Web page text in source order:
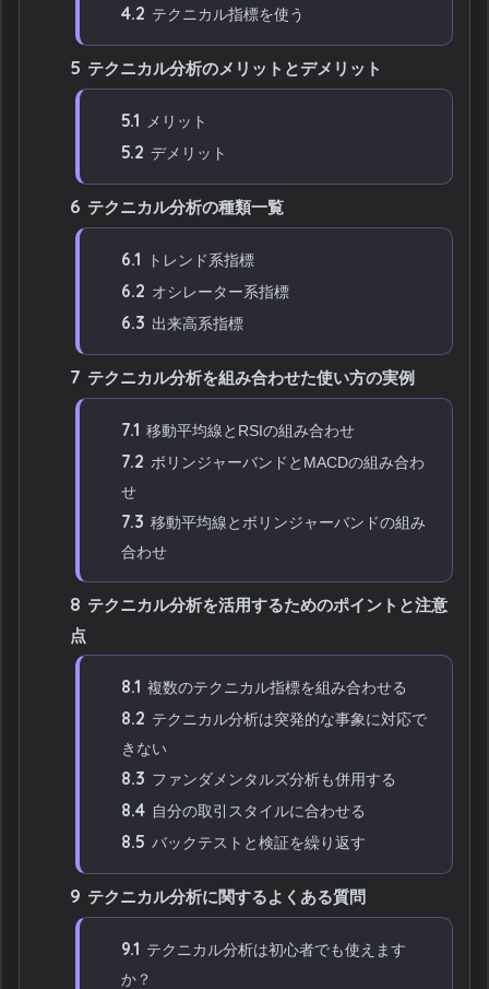
4.2 テクニカル指標を使う
5 テクニカル分析のメリットとデメリット
5.1 メリット
5.2 デメリット
6 テクニカル分析の種類一覧
6.1 トレンド系指標
6.2 オシレーター系指標
6.3 出来高系指標
7 テクニカル分析を組み合わせた使い方の実例
7.1 移動平均線とRSIの組み合わせ
7.2 ボリンジャーバンドとMACDの組み合わ
せ
7.3 移動平均線とボリンジャーバンドの組み
合わせ
8 テクニカル分析を活用するためのポイントと注意
点
8.1 複数のテクニカル指標を組み合わせる
8.2 テクニカル分析は突発的な事象に対応で
きない
8.3 ファンダメンタルズ分析も併用する
8.4 自分の取引スタイルに合わせる
8.5 バックテストと検証を繰り返す
9 テクニカル分析に関するよくある質問
9.1 テクニカル分析は初心者でも使えます
か？